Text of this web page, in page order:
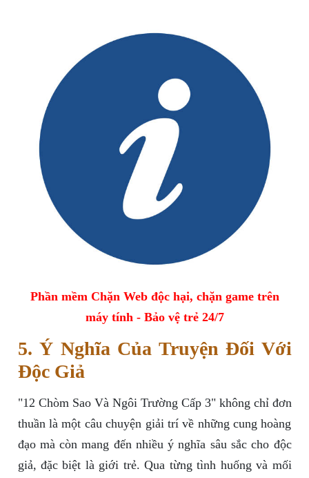
Phần mềm Chặn Web độc hại, chặn game trên
máy tính - Bảo vệ trẻ 24/7
5. Ý Nghĩa Của Truyện Đối Với
Độc Giả
"12 Chòm Sao Và Ngôi Trường Cấp 3" không chỉ đơn
thuần là một câu chuyện giải trí về những cung hoàng
đạo mà còn mang đến nhiều ý nghĩa sâu sắc cho độc
giả, đặc biệt là giới trẻ. Qua từng tình huống và mối